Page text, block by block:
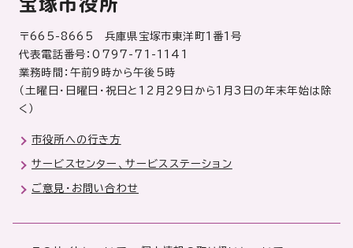
〒665-8665 兵庫県宝塚市東洋町1番1号
代表電話番号：0797-71-1141
業務時間：午前9時から午後5時
（土曜日・日曜日・祝日と12月29日から1月3日の年末年始は除
く）
市役所への行き方
サービスセンター、サービスステーション
ご意見・お問い合わせ